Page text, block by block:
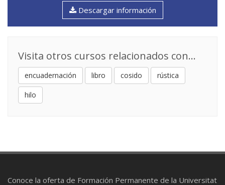
Descargar información
Visita otros cursos relacionados con...
encuadernación libro cosido rústica
hilo
Conoce la oferta de Formación Permanente de la Universitat